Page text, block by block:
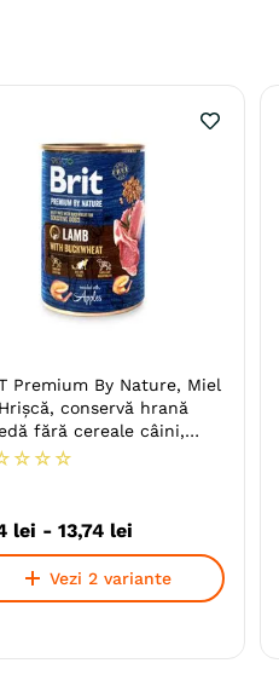
Premium By Nature, Miel
conservă hrană
fără cereale câini,
☆ ☆ ☆
lei - 13,74 lei
Vezi 2 variante